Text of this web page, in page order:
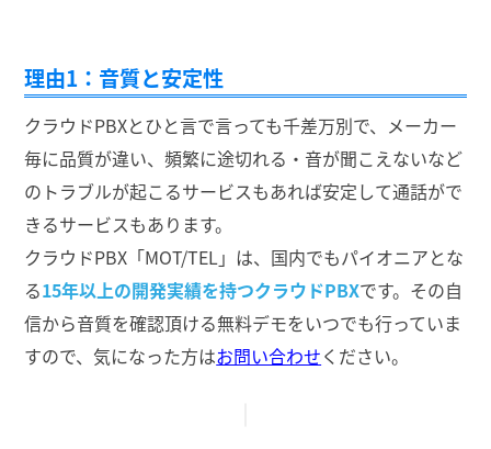
理由1：音質と安定性
クラウドPBXとひと言で言っても千差万別で、メーカー
毎に品質が違い、頻繁に途切れる・音が聞こえないなど
のトラブルが起こるサービスもあれば安定して通話がで
きるサービスもあります。
クラウドPBX「MOT/TEL」は、国内でもパイオニアとな
る15年以上の開発実績を持つクラウドPBXです。その自
信から音質を確認頂ける無料デモをいつでも行っていま
すので、気になった方はお問い合わせください。